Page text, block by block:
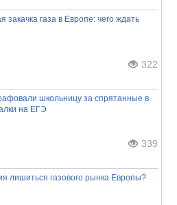
закачка газа в Европе: чего ждать
322
школьницу за спрятанные в
на ЕГЭ
339
лишиться газового рынка Европы?